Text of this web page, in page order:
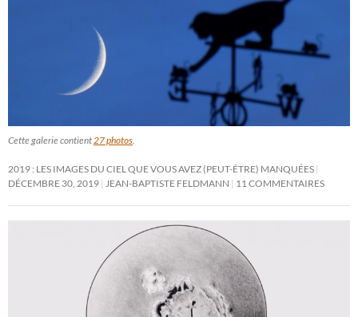
Cette galerie contient 27 photos
2019 : LES IMAGES DU CIEL QUE VOUS AVEZ (PEUT-ÊTRE) MANQUÉES
DÉCEMBRE 30, 2019
JEAN-BAPTISTE FELDMANN 11 COMMENTAIRES